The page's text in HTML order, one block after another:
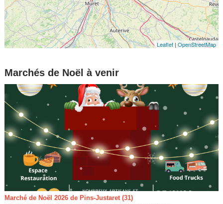
Leaflet |OpenStreetMap
Marchés de Noël à venir
Marché de Noël 2026 de Pins-Justaret (31)